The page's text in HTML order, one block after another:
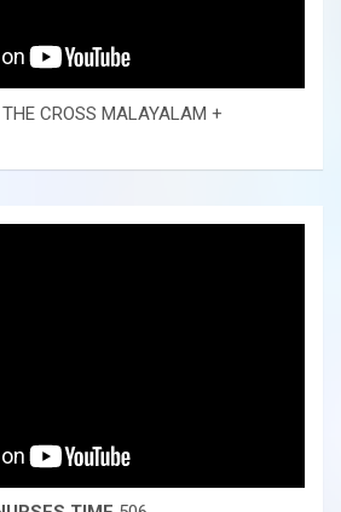
CROSS MALAYALAM +